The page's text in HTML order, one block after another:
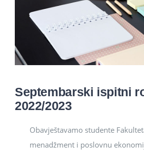
Septembarski ispitni
2022/2023
Obavještavamo studente
menadžment i poslovnu